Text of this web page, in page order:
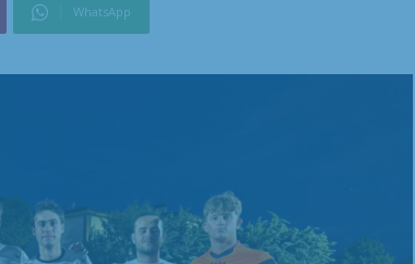
WhatsApp